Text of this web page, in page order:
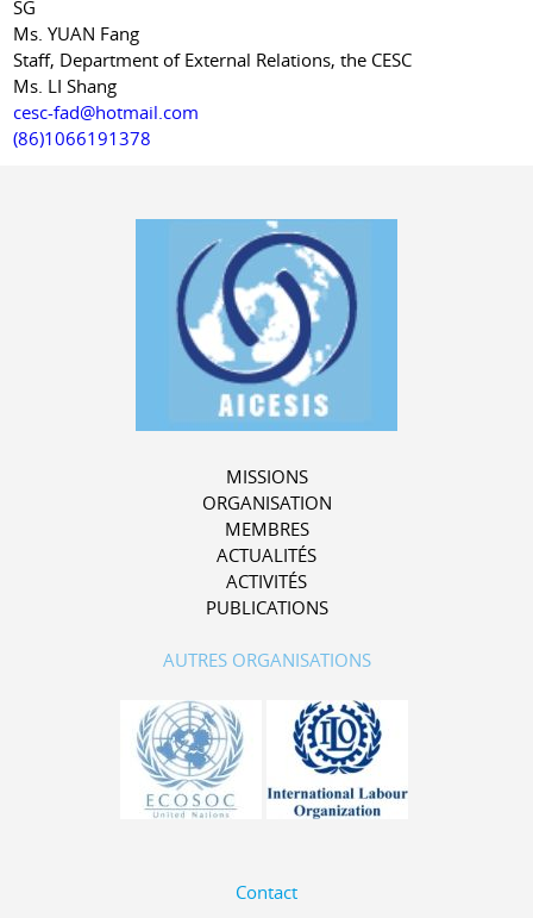
SG
Ms. YUAN Fang
Staff, Department of External Relations, the CESC
Ms. LI Shang
cesc-fad@hotmail.com
(86)1066191378
MISSIONS
ORGANISATION
MEMBRES
ACTUALITÉS
ACTIVITÉS
PUBLICATIONS
AUTRES ORGANISATIONS
Contact